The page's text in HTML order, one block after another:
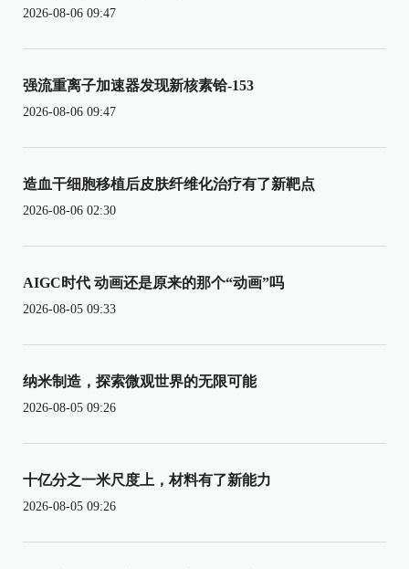
2026-08-06 09:47
强流重离子加速器发现新核素铪-153
2026-08-06 09:47
造血干细胞移植后皮肤纤维化治疗有了新靶点
2026-08-06 02:30
AIGC时代 动画还是原来的那个“动画”吗
2026-08-05 09:33
纳米制造，探索微观世界的无限可能
2026-08-05 09:26
十亿分之一米尺度上，材料有了新能力
2026-08-05 09:26